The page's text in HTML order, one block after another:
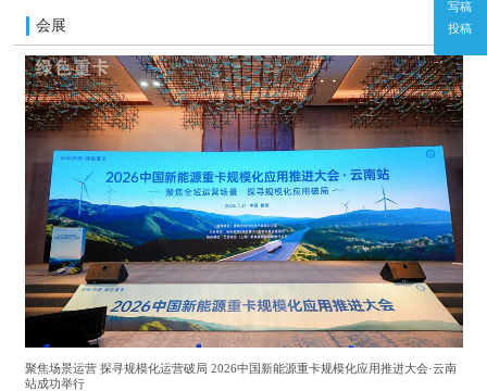
写稿
投稿
会展 更多
聚焦场景运营 探寻规模化运营破局 2026中国新能源重卡规模化应用推进大会·云南
站成功举行